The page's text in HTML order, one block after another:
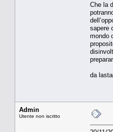
Che la
sapere
mondo
da
Admin
Utente non iscritto